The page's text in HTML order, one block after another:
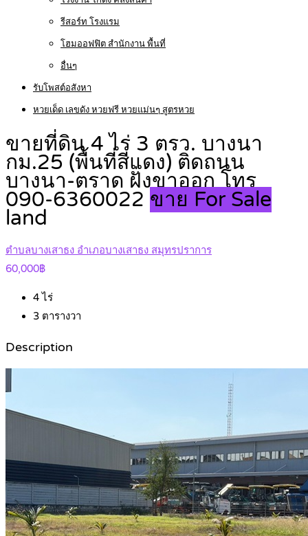
รีสอร์ท โรงแรม
โฮมออฟฟิต สำนักงาน พื้นที่
อื่นๆ
รับโพสต์อสังหา
หวยเด็ด เลขดัง หวยฟรี หวยแม่นๆ สูตรหวย
ขายที่ดิน 4 ไร่ 3 ตรว. บางนา
กม.25 (พื้นที่สีแดง) ติดถนน
บางนา-ตราด ฝั่งขาออก โทร
090-6360022 ขาย For Sale
land
ตำบลบางเสาธง อำเภอบางเสาธง สมุทรปราการ
60,000฿
4ไร่
3 ตารางวา
Description